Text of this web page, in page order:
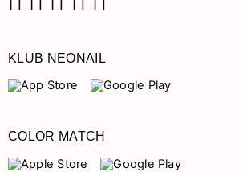
KLUB NEONAIL
COLOR MATCH